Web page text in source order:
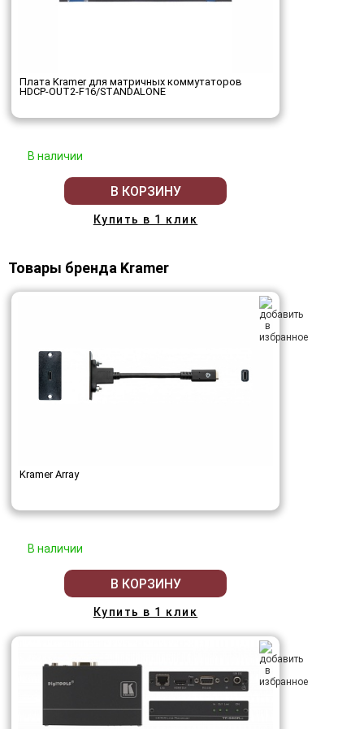
Плата Kramer для матричных коммутаторов
HDCP-OUT2-F16/STANDALONE
В наличии
В КОРЗИНУ
Купить в 1 клик
Товары бренда Kramer
Kramer Array
В наличии
В КОРЗИНУ
Купить в 1 клик